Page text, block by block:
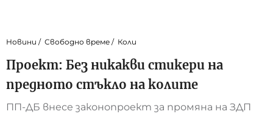
Новини Свободно време Коли
Проект: Без никакви стикери на
предното стъкло на колите
ПП-ДБ внесе законопроект за промяна на ЗДП